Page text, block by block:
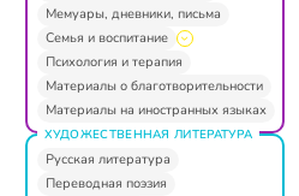
Мемуары, дневники, письма
Семья и воспитание
Психология и терапия
Материалы о благотворительности
Материалы на иностранных языках
ХУДОЖЕСТВЕННАЯ ЛИТЕРАТУРА
Русская литература
Переводная поэзия